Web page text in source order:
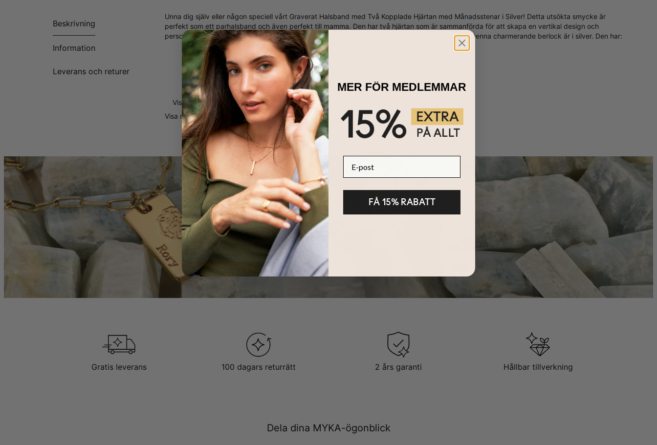
Beskrivning
Information
Leverans och returer
Unna dig själv eller någon speciell vårt Graverat Halsband med Två Kopplade Hjärtan med Månadsstenar i Silver! Detta utsökta smycke är
perfekt som ett parhalsband och även perfekt till mamma. Den har två hjärtan som är sammanförda för att skapa en vertikal design och
personifieras med två graveringar och två äkta månadsstenar i Kristall i färgerna du själv väljer. Denna charmerande berlock är i silver. Den har:
En design med två unika sammanförda hjärtan
2 namn/ ord
2 månadsstenar i kristaller
En kulkedja i silver
Visa mer
Varför Alla Älskar Det:
Detta halsband kan personifieras till vem som helst - det spelar ingen roll vilka detaljer du väljer, betydelsen kommer att vara helt unik för dig.
Den är underbar hur du än stylar den. Det är en vacker påminnelse av bandet ni delar och den kommer helt säkert att uppskattas i många år!
FLER VAL:
Detta halsband finns även i
Guldplätering, Roseguldplätering . Upptäck vår hela kollektion där du kan hitta många
smycken till mamma
Visa mer Visa mindre
HÅLLBARHET
KÄRNAN PÅ MYKA
Gratis leverans 100 dagars returrätt 2 års garanti Hållbar tillverkning
Dela dina MYKA-ögonblick
MER FÖR MEDLEMMAR
FÅ 15% RABATT